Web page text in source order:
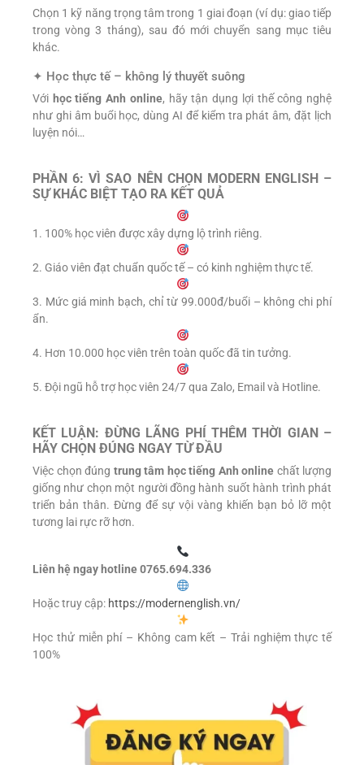
Chọn 1 kỹ năng trọng tâm trong 1 giai đoạn (ví dụ: giao tiếp
trong vòng 3 tháng), sau đó mới chuyển sang mục tiêu
khác.
✦ Học thực tế – không lý thuyết suông
Với học tiếng Anh online, hãy tận dụng lợi thế công nghệ
như ghi âm buổi học, dùng AI để kiểm tra phát âm, đặt lịch
luyện nói…
PHẦN 6: VÌ SAO NÊN CHỌN MODERN ENGLISH –
SỰ KHÁC BIỆT TẠO RA KẾT QUẢ
1. 100% học viên được xây dựng lộ trình riêng.
2. Giáo viên đạt chuẩn quốc tế – có kinh nghiệm thực tế.
3. Mức giá minh bạch, chỉ từ 99.000đ/buổi – không chi phí
ẩn.
4. Hơn 10.000 học viên trên toàn quốc đã tin tưởng.
5. Đội ngũ hỗ trợ học viên 24/7 qua Zalo, Email và Hotline.
KẾT LUẬN: ĐỪNG LÃNG PHÍ THÊM THỜI GIAN –
HÃY CHỌN ĐÚNG NGAY TỪ ĐẦU
Việc chọn đúng trung tâm học tiếng Anh online chất lượng
giống như chọn một người đồng hành suốt hành trình phát
triển bản thân. Đừng để sự vội vàng khiến bạn bỏ lỡ một
tương lai rực rỡ hơn.
Liên hệ ngay hotline 0765.694.336
Hoặc truy cập: https://modernenglish.vn/
Học thử miễn phí – Không cam kết – Trải nghiệm thực tế
100%